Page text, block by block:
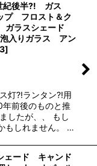
紀後半?! ガス
フロスト＆ク
ガラスシェード
入りガラス アン
]
灯?!ランタン?!用
前後のものと推
したが、、 もし
もしれません。 …
ェード キャンド